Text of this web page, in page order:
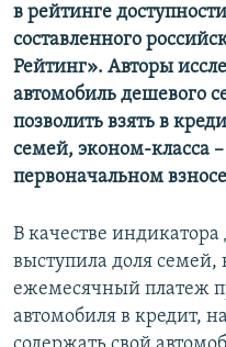
в рейтинге
составленного
Рейтинг». Авторы
автомобиль дешевого
позволить взять в
семей, эконом-класса
первоначальном
В качестве индикатора
выступила доля семей,
ежемесячный платеж
автомобиля в кредит,